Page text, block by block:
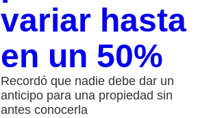
variar hasta
en un 50%
Recordó que nadie debe dar un
anticipo para una propiedad sin
antes conocerla